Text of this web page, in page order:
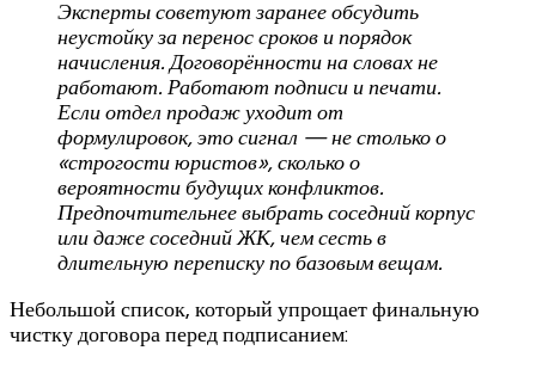
Эксперты советуют заранее обсудить
неустойку за перенос сроков и порядок
начисления. Договорённости на словах не
работают. Работают подписи и печати.
Если отдел продаж уходит от
формулировок, это сигнал — не столько о
«строгости юристов», сколько о
вероятности будущих конфликтов.
Предпочтительнее выбрать соседний корпус
или даже соседний ЖК, чем сесть в
длительную переписку по базовым вещам.
Небольшой список, который упрощает финальную
чистку договора перед подписанием: